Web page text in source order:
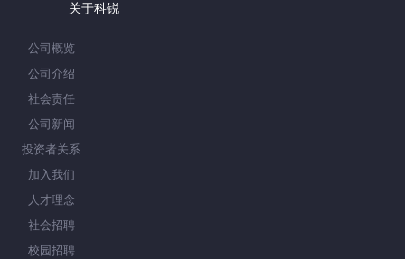
关于科锐
公司概览
公司介绍
社会责任
公司新闻
投资者关系
加入我们
人才理念
社会招聘
校园招聘